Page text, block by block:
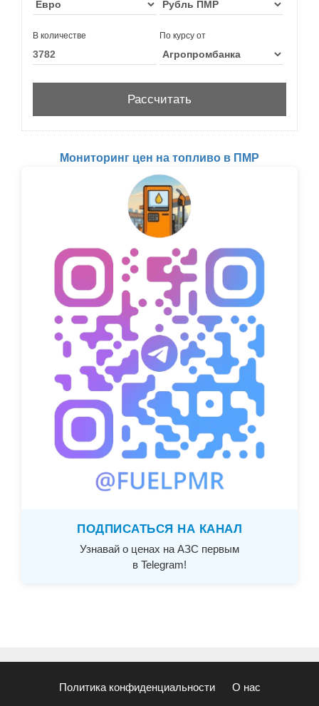
В количестве По курсу от
Мониторинг цен на топливо в ПМР
ПОДПИСАТЬСЯ НА КАНАЛ
Узнавай о ценах на АЗС первым
в Telegram!
Политика конфиденциальности О нас